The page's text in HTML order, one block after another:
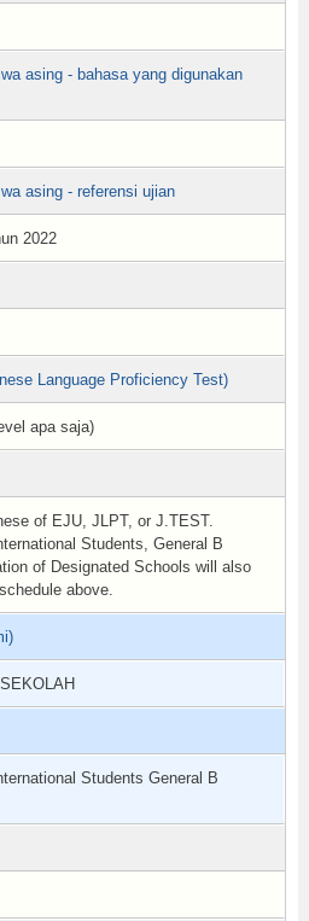
asing - bahasa yang digunakan
asing - referensi ujian
2022
Language Proficiency Test)
apa saja)
of EJU, JLPT, or J.TEST.
Students, General B
of Designated Schools will also
above.
Students General B